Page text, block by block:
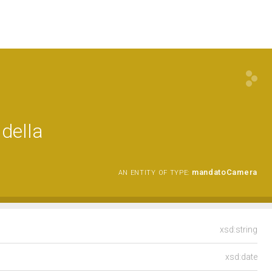
AN ENTITY OF TYPE: mandatoCamera
xsd:string
xsd:date